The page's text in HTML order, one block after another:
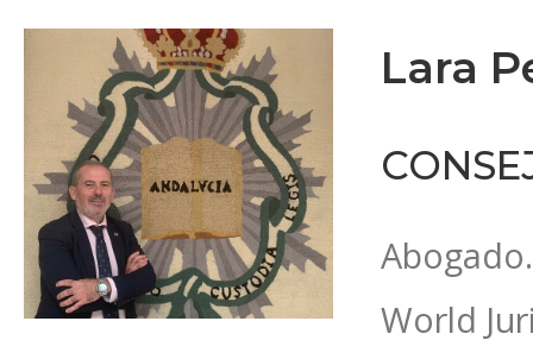
Lara
World